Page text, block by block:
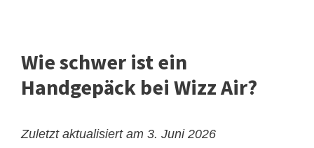
Wie schwer ist ein
Handgepäck bei Wizz Air?
Zuletzt aktualisiert am 3. Juni 2026